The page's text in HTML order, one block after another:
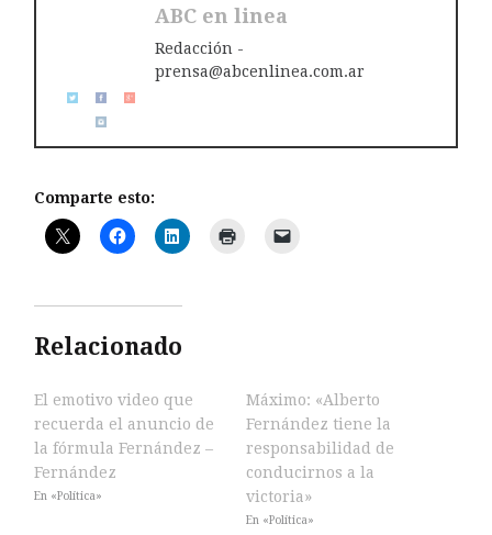
ABC en linea
Redacción -
prensa@abcenlinea.com.ar
Comparte esto:
Relacionado
El emotivo video que
recuerda el anuncio de
la fórmula Fernández –
Fernández
En «Política»
Máximo: «Alberto
Fernández tiene la
responsabilidad de
conducirnos a la
victoria»
En «Política»